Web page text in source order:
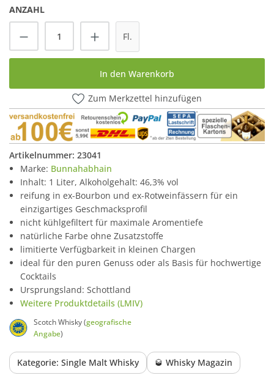
ANZAHL
Produkt Anzahl: Gib den gewünschten
Fl.
In den Warenkorb
Zum Merkzettel hinzufügen
Artikelnummer: 23041
Marke: Bunnahabhain
Inhalt: 1 Liter, Alkoholgehalt: 46,3% vol
reifung in ex-Bourbon und ex-Rotweinfässern für ein
einzigartiges Geschmacksprofil
nicht kühlgefiltert für maximale Aromentiefe
natürliche Farbe ohne Zusatzstoffe
limitierte Verfügbarkeit in kleinen Chargen
ideal für den puren Genuss oder als Basis für hochwertige
Cocktails
Ursprungsland: Schottland
Weitere Produktdetails (LMIV)
Scotch Whisky (geografische
Angabe)
Kategorie: Single Malt Whisky 🥃 Whisky Magazin